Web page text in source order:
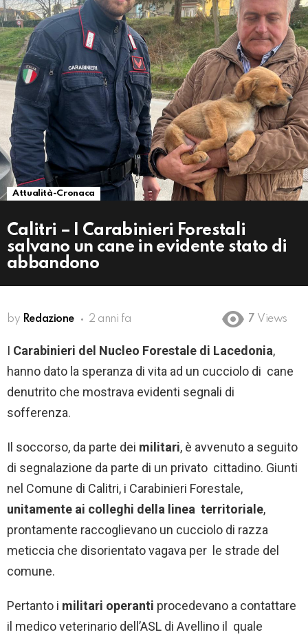
Attualità-Cronaca
Calitri – I Carabinieri Forestali
salvano un cane in evidente stato di
abbandono
by Redazione 2 anni fa 7 Views
I Carabinieri del Nucleo Forestale di Lacedonia,
hanno dato la speranza di vita ad un cucciolo di cane
denutrito che mostrava evidenti segnali di
sofferenza.
Il soccorso, da parte dei militari, è avvenuto a seguito
di segnalazione da parte di un privato cittadino. Giunti
nel Comune di Calitri, i Carabinieri Forestale,
unitamente ai colleghi della linea territoriale,
prontamente raccoglievano un cucciolo di razza
meticcia che disorientato vagava per le strade del
comune.
Pertanto i militari operanti procedevano a contattare
il medico veterinario dell’ASL di Avellino il quale